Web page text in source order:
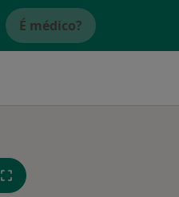
É médico?
Sex,
14 Ago